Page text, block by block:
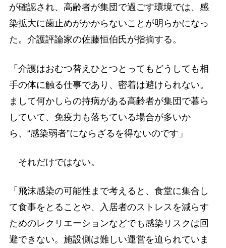
が確認され、高齢者が集団で過ごす環境では、感
染拡大に歯止めがかからないことが明らかになっ
た。介護評論家の佐藤恒伯氏が指摘する。
「介護はおむつ替えひとつとってもどうしても相
手の体に触る仕事であり、密着は避けられない。
まして何かしらの持病がある高齢者が集団で暮ら
していて、免疫力も落ちている場合が多いか
ら、“感染弱者”にならざるを得ないのです」
それだけではない。
「飛沫感染の可能性まで考えると、食堂に集合し
て食事をとることや、入居者のストレスを減らす
ためのレクリエーションなどでも感染リスクは回
避できない。施設側は難しい運営を迫られていま